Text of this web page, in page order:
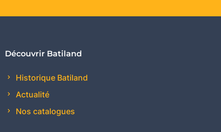
Découvrir Batiland
Historique Batiland
Actualité
Nos catalogues